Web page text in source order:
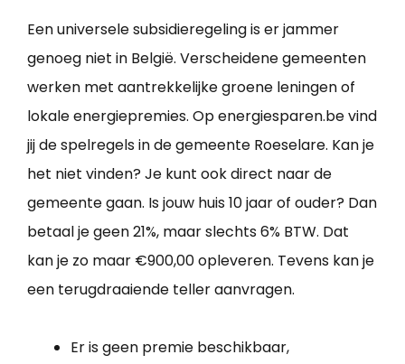
Een universele subsidieregeling is er jammer
genoeg niet in België. Verscheidene gemeenten
werken met aantrekkelijke groene leningen of
lokale energiepremies. Op energiesparen.be vind
jij de spelregels in de gemeente Roeselare. Kan je
het niet vinden? Je kunt ook direct naar de
gemeente gaan. Is jouw huis 10 jaar of ouder? Dan
betaal je geen 21%, maar slechts 6% BTW. Dat
kan je zo maar €900,00 opleveren. Tevens kan je
een terugdraaiende teller aanvragen.
Er is geen premie beschikbaar,